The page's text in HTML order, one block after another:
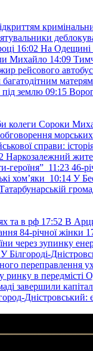
16:02 На Одещині
Михайло 14:09
рейсового
матерям
під землю 09:15
колеги Сороки
справи:
Наркозалежний
героїня” 11:23 46-
хом’яки 10:14 У
та в рф 17:52 В
84-річної жінки
через зупинку
У Білгороді-
переправлення
ринку в
завершили
Дністровський: